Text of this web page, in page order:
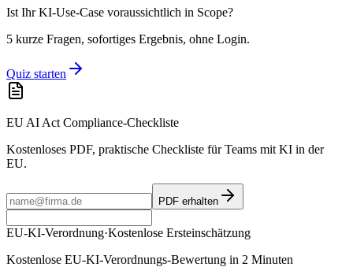
Ist Ihr KI-Use-Case voraussichtlich in Scope?
5 kurze Fragen, sofortiges Ergebnis, ohne Login.
Quiz starten
EU AI Act Compliance-Checkliste
Kostenloses PDF, praktische Checkliste für Teams mit KI in der
EU.
PDF erhalten
EU-KI-Verordnung·Kostenlose Ersteinschätzung
Kostenlose EU-KI-Verordnungs-Bewertung in 2 Minuten